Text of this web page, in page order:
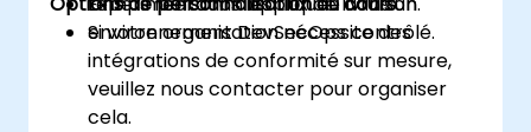
environnement DevSecOps contrôlé.
Si votre organisation nécessite des
intégrations de conformité sur mesure,
veuillez nous contacter pour organiser
cela.